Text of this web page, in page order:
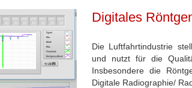
Digitales
Die Luftfahrtindustrie
und nutzt für die
Insbesondere die
Digitale Radiographie/